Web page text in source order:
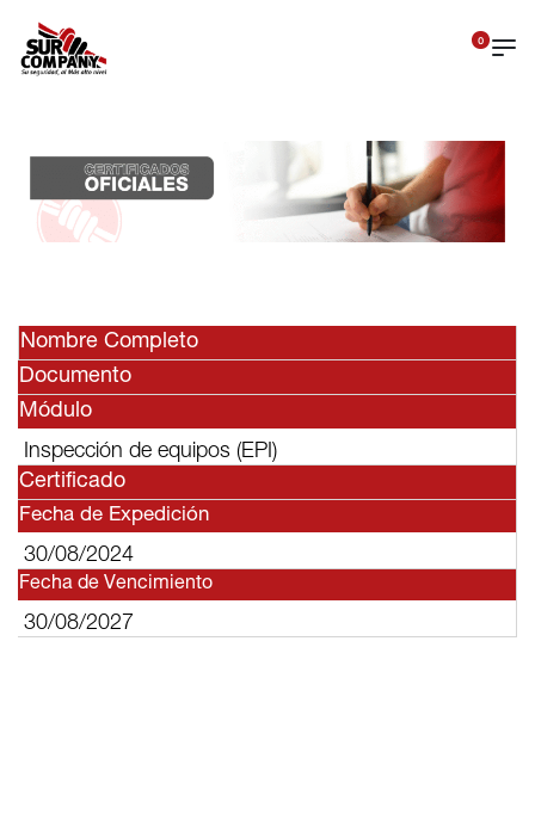
0
Nombre Completo
Documento
Módulo
Inspección de equipos (EPI)
Certificado
Fecha de Expedición
30/08/2024
Fecha de Vencimiento
30/08/2027